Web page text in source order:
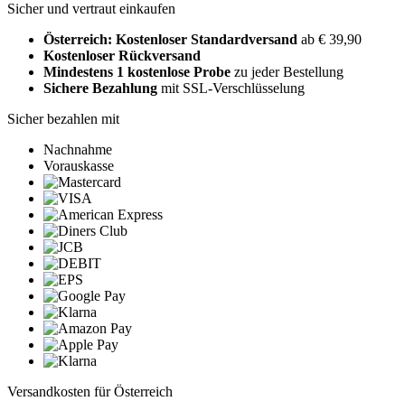
Sicher und vertraut einkaufen
Österreich: Kostenloser Standardversand ab € 39,90
Kostenloser Rückversand
Mindestens 1 kostenlose Probe zu jeder Bestellung
Sichere Bezahlung mit SSL-Verschlüsselung
Sicher bezahlen mit
Nachnahme
Vorauskasse
Versandkosten für Österreich